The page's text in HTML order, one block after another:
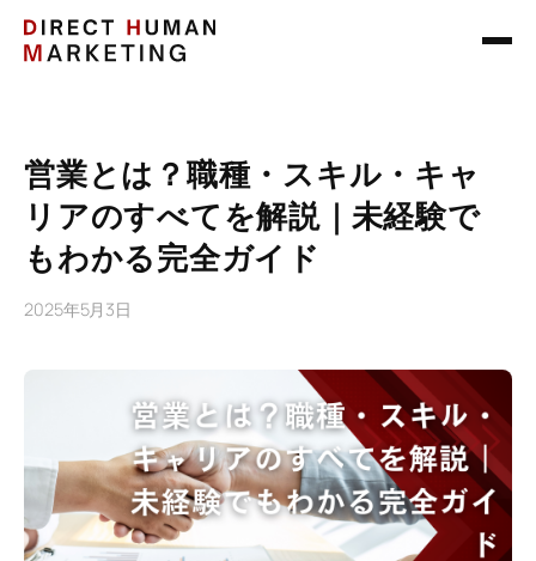
営業とは？職種・スキル・キャ
リアのすべてを解説｜未経験で
もわかる完全ガイド
2025年5月3日